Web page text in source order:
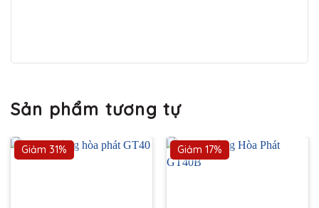
Sản phẩm tương tự
Giảm 31% Giảm 17%